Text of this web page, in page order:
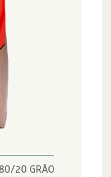
20 GRÃO